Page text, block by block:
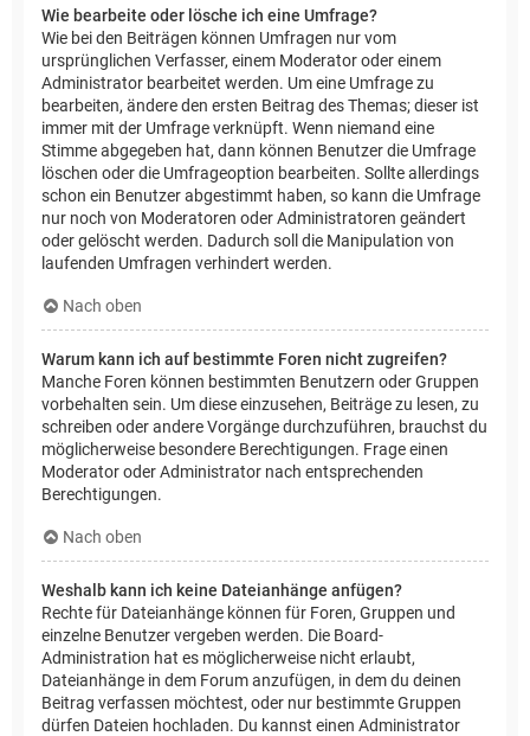
Wie bearbeite oder lösche ich eine Umfrage?
Wie bei den Beiträgen können Umfragen nur vom
ursprünglichen Verfasser, einem Moderator oder einem
Administrator bearbeitet werden. Um eine Umfrage zu
bearbeiten, ändere den ersten Beitrag des Themas; dieser ist
immer mit der Umfrage verknüpft. Wenn niemand eine
Stimme abgegeben hat, dann können Benutzer die Umfrage
löschen oder die Umfrageoption bearbeiten. Sollte allerdings
schon ein Benutzer abgestimmt haben, so kann die Umfrage
nur noch von Moderatoren oder Administratoren geändert
oder gelöscht werden. Dadurch soll die Manipulation von
laufenden Umfragen verhindert werden.
Nach oben
Warum kann ich auf bestimmte Foren nicht zugreifen?
Manche Foren können bestimmten Benutzern oder Gruppen
vorbehalten sein. Um diese einzusehen, Beiträge zu lesen, zu
schreiben oder andere Vorgänge durchzuführen, brauchst du
möglicherweise besondere Berechtigungen. Frage einen
Moderator oder Administrator nach entsprechenden
Berechtigungen.
Nach oben
Weshalb kann ich keine Dateianhänge anfügen?
Rechte für Dateianhänge können für Foren, Gruppen und
einzelne Benutzer vergeben werden. Die Board-
Administration hat es möglicherweise nicht erlaubt,
Dateianhänge in dem Forum anzufügen, in dem du deinen
Beitrag verfassen möchtest, oder nur bestimmte Gruppen
dürfen Dateien hochladen. Du kannst einen Administrator